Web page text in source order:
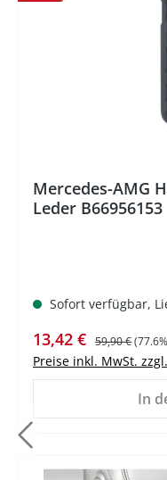
Mercedes-AMG
Leder B66956153
Sofort verfügbar,
Verkaufspreis:
13,42 € Regulärer Preis:
59,90 €
Preise inkl. MwSt.
In